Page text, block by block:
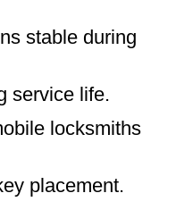
stable during
service life.
locksmiths
placement.